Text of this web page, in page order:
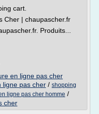
cart.
Cher | chaupascher.fr
Produits...
en ligne pas cher
ligne pas cher / shopping
ligne pas cher homme /
cher